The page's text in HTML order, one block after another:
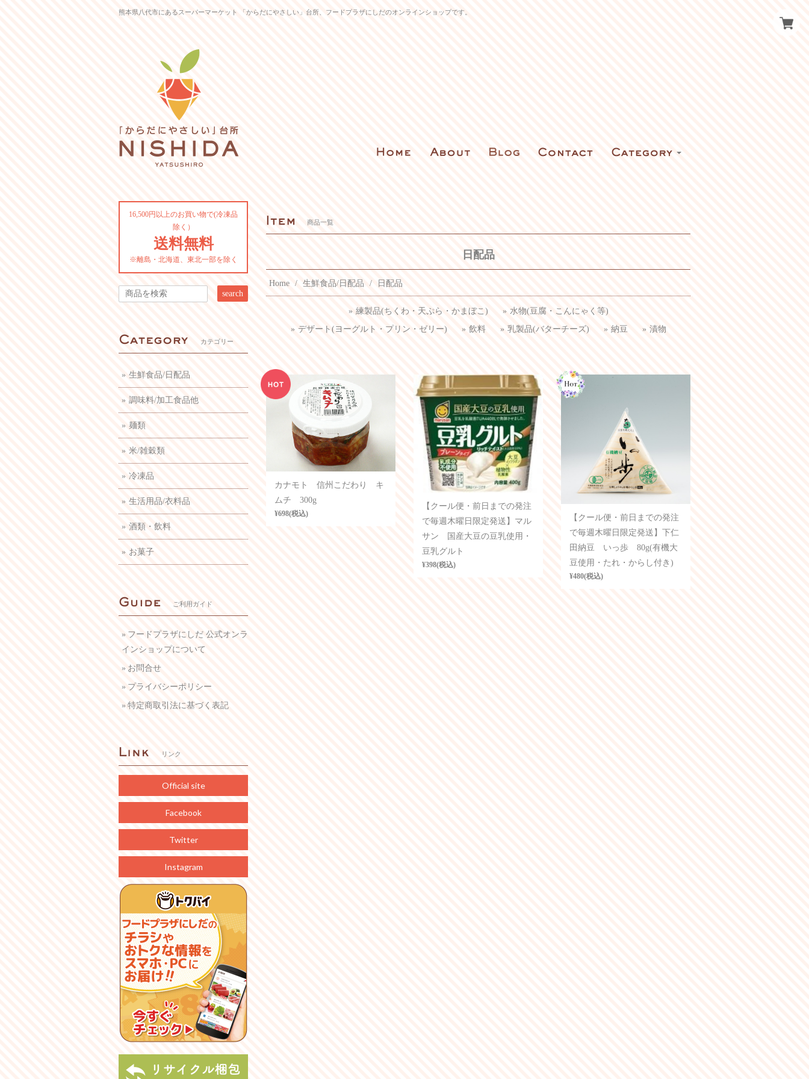
熊本県八代市にあるスーパーマーケット 「からだにやさしい」台所、フードプラザにしだのオンラインショップです。
商品一覧
日配品
Home 生鮮食品/日配品 日配品
練製品(ちくわ・天ぷら・かまぼこ)
水物(豆腐・こんにゃく等)
デザート(ヨーグルト・プリン・ゼリー)
飲料 乳製品(バターチーズ) 納豆 漬物
カナモト 信州こだわり キ
ムチ 300g
¥698(税込)
【クール便・前日までの発注
で毎週木曜日限定発送】マル
サン 国産大豆の豆乳使用・
豆乳グルト
¥398(税込)
【クール便・前日までの発注
で毎週木曜日限定発送】下仁
田納豆 いっ歩 80g(有機大
豆使用・たれ・からし付き)
¥480(税込)
16,500円以上のお買い物で(冷凍品
除く）
送料無料
※離島・北海道、東北一部を除く
search
カテゴリー
生鮮食品/日配品
調味料/加工食品他
麺類
米/雑穀類
冷凍品
生活用品/衣料品
酒類・飲料
お菓子
ご利用ガイド
フードプラザにしだ 公式オンラ
インショップについて
お問合せ
プライバシーポリシー
特定商取引法に基づく表記
リンク
Official site
Facebook
Twitter
Instagram